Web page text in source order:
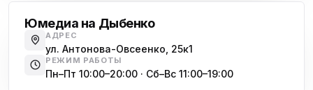
ю ул. Белы Куна, 24к1
ю
Юмедиа в Купчино
ул. Будапештская, 87-3
Юмедиа на Дыбенко
АДРЕС
ул. Антонова-Овсеенко, 25к1
РЕЖИМ РАБОТЫ
Пн–Пт 10:00–20:00 · Сб–Вс 11:00–19:00